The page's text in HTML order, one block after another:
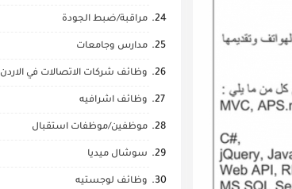
مراقبة/ضبط الجودة
مدارس وجامعات
وظائف شركات الاتصالات في الاردن
وظائف اشرافيه
موظفين/موظفات استقبال
سوشال ميديا
وظائف لوجستيه